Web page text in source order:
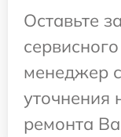
Оставьте
менеджер
уточнения
ремонта